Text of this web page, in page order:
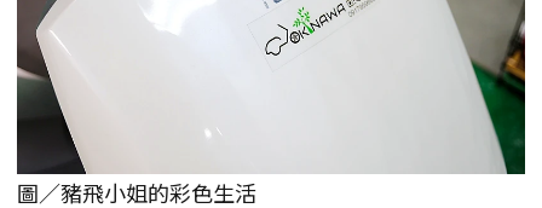
圖／豬飛小姐的彩色生活